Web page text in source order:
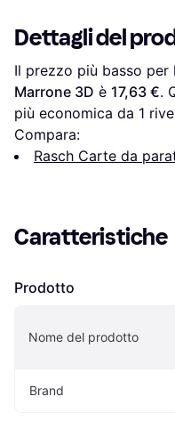
Dettagli del
Il prezzo più basso per
Marrone 3D è 17,63 €.
più economica da 1
Compara:
Rasch Carte da
Caratteristiche
Prodotto
Nome del prodotto
Brand